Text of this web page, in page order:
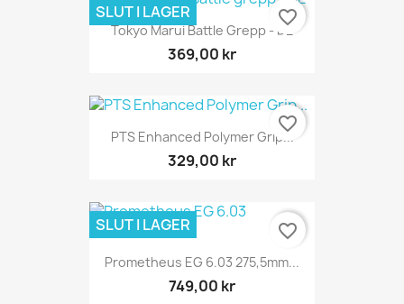
Tokyo Marui Battle Grepp - DE
369,00 kr
SLUT I LAGER favorite_border
PTS Enhanced Polymer Grip...
329,00 kr
favorite_border
Prometheus EG 6.03 275,5mm...
749,00 kr
SLUT I LAGER favorite_border